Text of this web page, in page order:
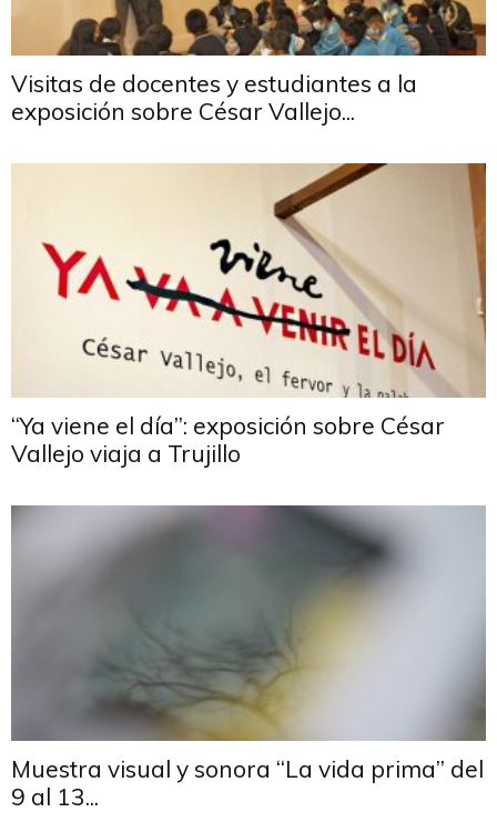
Visitas de docentes y estudiantes a la
exposición sobre César Vallejo...
“Ya viene el día”: exposición sobre César
Vallejo viaja a Trujillo
Muestra visual y sonora “La vida prima” del
9 al 13...